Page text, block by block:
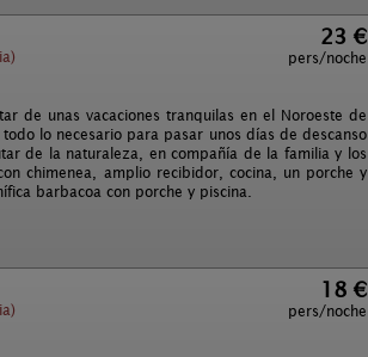
23 €
pers/noche
de unas vacaciones tranquilas en el Noroeste de
lo necesario para pasar unos días de descanso
de la naturaleza, en compañía de la familia y los
chimenea, amplio recibidor, cocina, un porche y
barbacoa con porche y piscina.
18 €
pers/noche